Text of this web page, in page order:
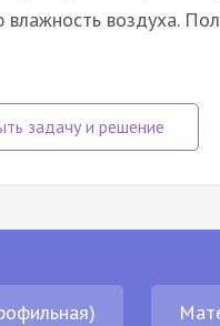
воздуха.